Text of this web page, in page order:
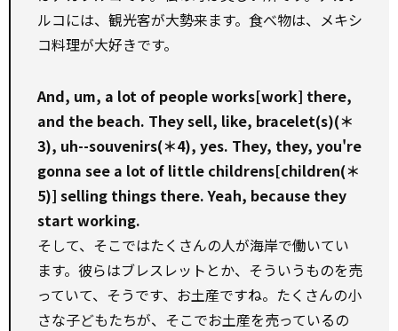
ルコには、観光客が大勢来ます。食べ物は、メキシ
コ料理が大好きです。
And, um, a lot of people works[work] there,
and the beach. They sell, like, bracelet(s)(＊
3), uh--souvenirs(＊4), yes. They, they, you're
gonna see a lot of little childrens[children(＊
5)] selling things there. Yeah, because they
start working.
そして、そこではたくさんの人が海岸で働いてい
ます。彼らはブレスレットとか、そういうものを売
っていて、そうです、お土産ですね。たくさんの小
さな子どもたちが、そこでお土産を売っているの